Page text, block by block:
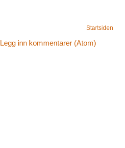
Startsiden
Legg inn kommentarer (Atom)